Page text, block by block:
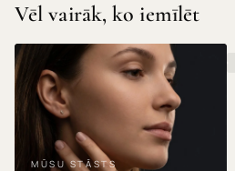
Vēl vairāk, ko iemīlēt
MŪSU STĀSTS